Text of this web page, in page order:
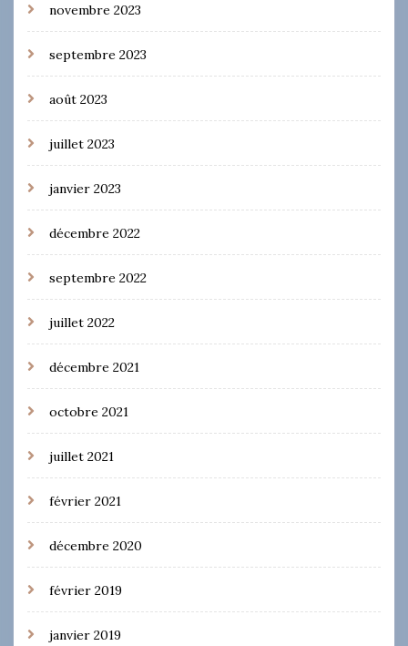
novembre 2023
septembre 2023
août 2023
juillet 2023
janvier 2023
décembre 2022
septembre 2022
juillet 2022
décembre 2021
octobre 2021
juillet 2021
février 2021
décembre 2020
février 2019
janvier 2019